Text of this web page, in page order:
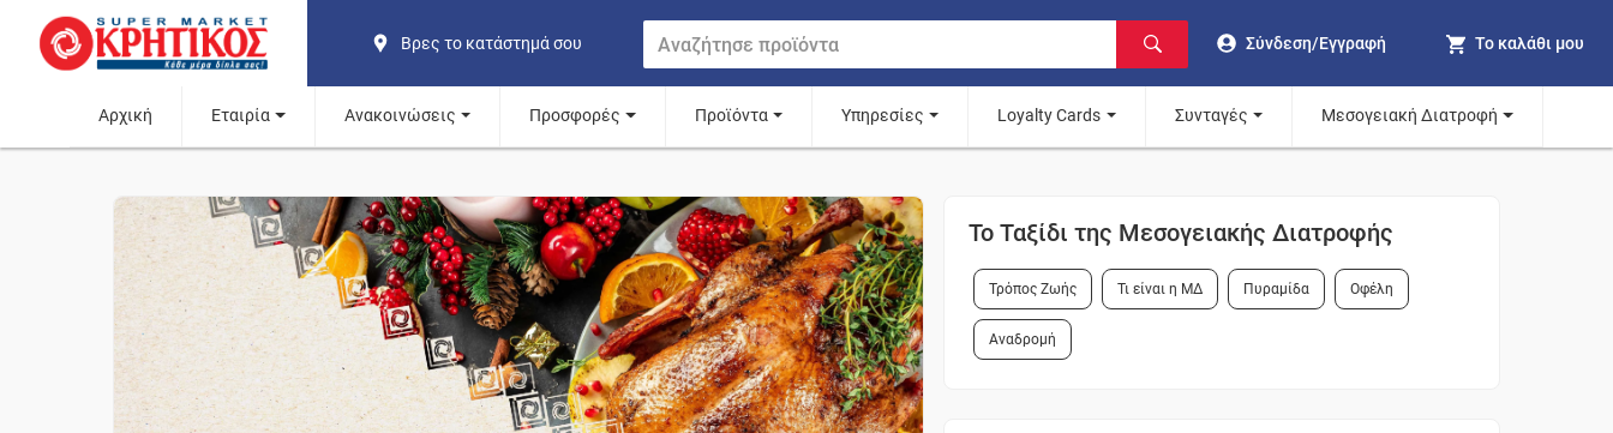
Βρες το κατάστημά σου Σύνδεση/Εγγραφή Το καλάθι μου
Αρχική Εταιρία Ανακοινώσεις Προσφορές Προϊόντα Υπηρεσίες Loyalty Cards Συνταγές Μεσογειακή Διατροφή
Το Ταξίδι της Μεσογειακής Διατροφής
Τρόπος Ζωής Τι είναι η ΜΔ Πυραμίδα Οφέλη
Αναδρομή